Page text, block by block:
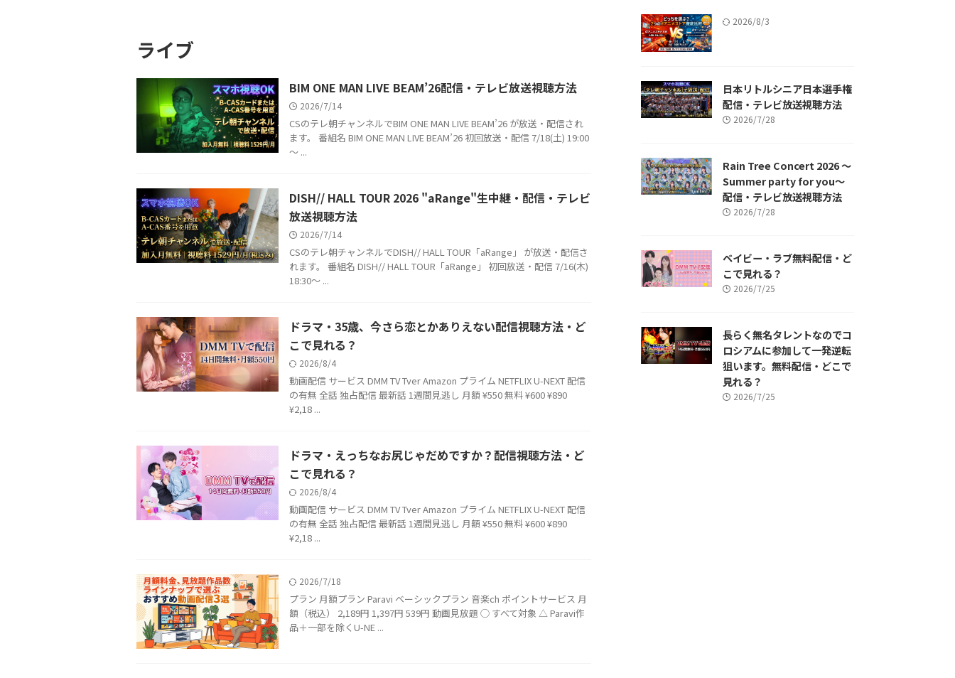
ライブ
BIM ONE MAN LIVE BEAM’26配信・テレビ放送視聴方法
2026/7/14
CSのテレ朝チャンネルでBIM ONE MAN LIVE BEAM’26 が放送・配信され
ます。 番組名 BIM ONE MAN LIVE BEAM’26 初回放送・配信 7/18(土) 19:00
～ ...
DISH// HALL TOUR 2026 "aRange"生中継・配信・テレビ
放送視聴方法
2026/7/14
CSのテレ朝チャンネルでDISH// HALL TOUR「aRange」 が放送・配信さ
れます。 番組名 DISH// HALL TOUR「aRange」 初回放送・配信 7/16(木)
18:30～ ...
ドラマ・35歳、今さら恋とかありえない配信視聴方法・ど
こで見れる？
2026/8/4
動画配信 サービス DMM TV Tver Amazon プライム NETFLIX U-NEXT 配信
の有無 全話 独占配信 最新話 1週間見逃し 月額 ¥550 無料 ¥600 ¥890
¥2,18 ...
ドラマ・えっちなお尻じゃだめですか？配信視聴方法・ど
こで見れる？
2026/8/4
動画配信 サービス DMM TV Tver Amazon プライム NETFLIX U-NEXT 配信
の有無 全話 独占配信 最新話 1週間見逃し 月額 ¥550 無料 ¥600 ¥890
¥2,18 ...
2026/7/18
プラン 月額プラン Paravi ベーシックプラン 音楽ch ポイントサービス 月
額（税込） 2,189円 1,397円 539円 動画見放題 ◯ すべて対象 △ Paravi作
品＋一部を除くU-NE ...
2026/8/3
日本リトルシニア日本選手権
配信・テレビ放送視聴方法
2026/7/28
Rain Tree Concert 2026 〜
Summer party for you〜
配信・テレビ放送視聴方法
2026/7/28
ベイビー・ラブ無料配信・ど
こで見れる？
2026/7/25
長らく無名タレントなのでコ
ロシアムに参加して一発逆転
狙います。無料配信・どこで
見れる？
2026/7/25